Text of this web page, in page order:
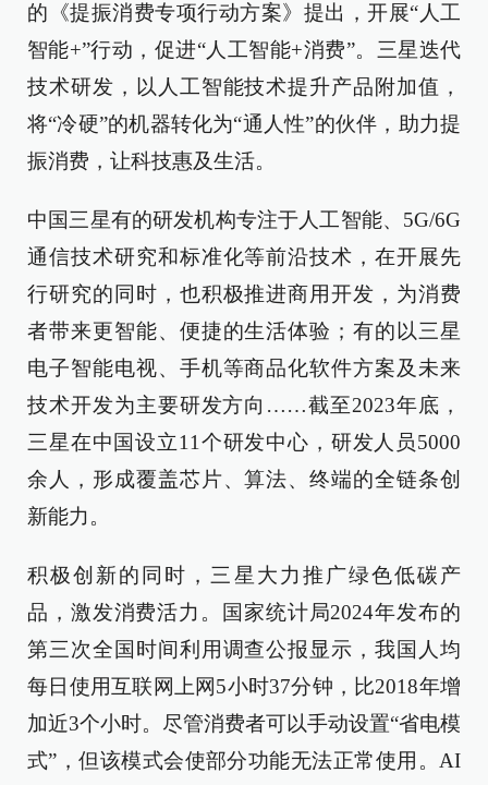
的《提振消费专项行动方案》提出，开展“人工
智能+”行动，促进“人工智能+消费”。三星迭代
技术研发，以人工智能技术提升产品附加值，
将“冷硬”的机器转化为“通人性”的伙伴，助力提
振消费，让科技惠及生活。
中国三星有的研发机构专注于人工智能、5G/6G
通信技术研究和标准化等前沿技术，在开展先
行研究的同时，也积极推进商用开发，为消费
者带来更智能、便捷的生活体验；有的以三星
电子智能电视、手机等商品化软件方案及未来
技术开发为主要研发方向……截至2023年底，
三星在中国设立11个研发中心，研发人员5000
余人，形成覆盖芯片、算法、终端的全链条创
新能力。
积极创新的同时，三星大力推广绿色低碳产
品，激发消费活力。国家统计局2024年发布的
第三次全国时间利用调查公报显示，我国人均
每日使用互联网上网5小时37分钟，比2018年增
加近3个小时。尽管消费者可以手动设置“省电模
式”，但该模式会使部分功能无法正常使用。AI